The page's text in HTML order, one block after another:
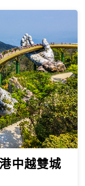
中越雙城